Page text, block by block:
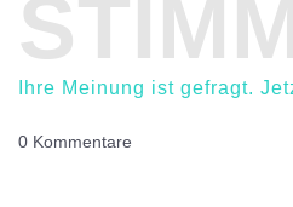
Ihre Meinung ist gefragt.
0 Kommentare